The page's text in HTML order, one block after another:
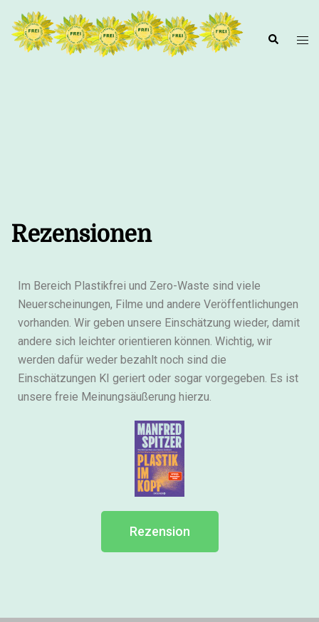
Rezensionen
Im Bereich Plastikfrei und Zero-Waste sind viele
Neuerscheinungen, Filme und andere Veröffentlichungen
vorhanden. Wir geben unsere Einschätzung wieder, damit
andere sich leichter orientieren können. Wichtig, wir
werden dafür weder bezahlt noch sind die
Einschätzungen KI geriert oder sogar vorgegeben. Es ist
unsere freie Meinungsäußerung hierzu.
Rezension